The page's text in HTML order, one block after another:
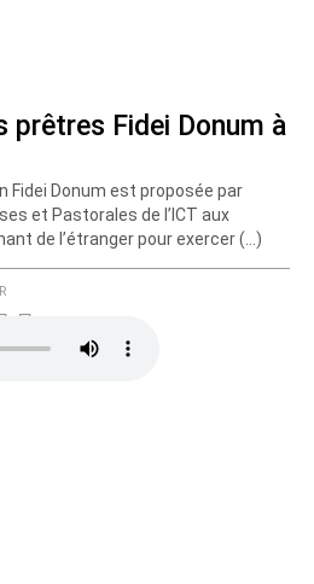
les nouveaux commentaires
prêtres Fidei Donum à
Fidei Donum est proposée par
et Pastorales de l’ICT aux
de l’étranger pour exercer (…)